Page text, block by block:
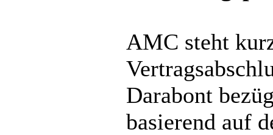
AMC steht
Darabont
basierend auf